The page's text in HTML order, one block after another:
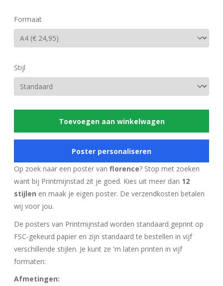
Formaat
Stijl
Toevoegen aan winkelwagen
Poster personaliseren
Op zoek naar een poster van florence? Stop met zoeken
want bij Printmijnstad zit je goed. Kies uit meer dan 12
stijlen en maak je eigen poster. De verzendkosten betalen
wij voor jou.
De posters van Printmijnstad worden standaard geprint op
FSC-gekeurd papier en zijn standaard te bestellen in vijf
verschillende stijlen. Je kunt ze 'm laten printen in vijf
formaten:
Afmetingen: